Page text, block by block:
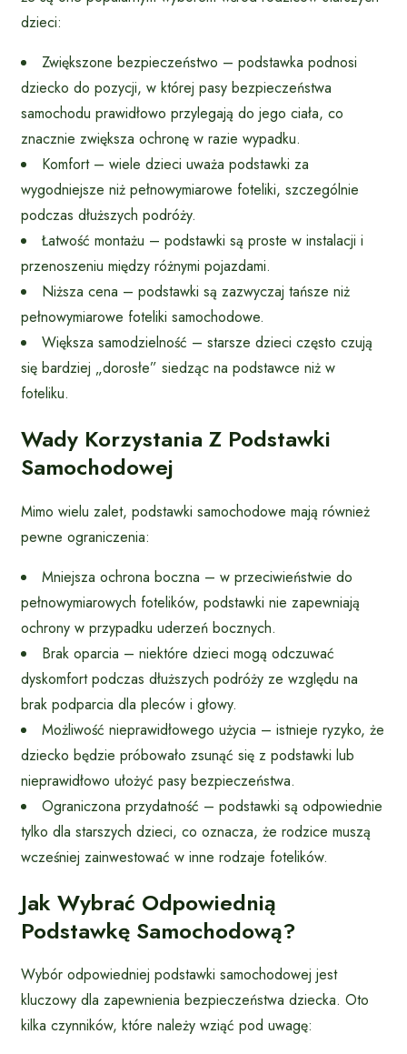
dzieci:
Zwiększone bezpieczeństwo – podstawka podnosi
dziecko do pozycji, w której pasy bezpieczeństwa
samochodu prawidłowo przylegają do jego ciała, co
znacznie zwiększa ochronę w razie wypadku.
Komfort – wiele dzieci uważa podstawki za
wygodniejsze niż pełnowymiarowe foteliki, szczególnie
podczas dłuższych podróży.
Łatwość montażu – podstawki są proste w instalacji i
przenoszeniu między różnymi pojazdami.
Niższa cena – podstawki są zazwyczaj tańsze niż
pełnowymiarowe foteliki samochodowe.
Większa samodzielność – starsze dzieci często czują
się bardziej „dorosłe” siedząc na podstawce niż w
foteliku.
Wady Korzystania Z Podstawki
Samochodowej
Mimo wielu zalet, podstawki samochodowe mają również
pewne ograniczenia:
Mniejsza ochrona boczna – w przeciwieństwie do
pełnowymiarowych fotelików, podstawki nie zapewniają
ochrony w przypadku uderzeń bocznych.
Brak oparcia – niektóre dzieci mogą odczuwać
dyskomfort podczas dłuższych podróży ze względu na
brak podparcia dla pleców i głowy.
Możliwość nieprawidłowego użycia – istnieje ryzyko, że
dziecko będzie próbowało zsunąć się z podstawki lub
nieprawidłowo ułożyć pasy bezpieczeństwa.
Ograniczona przydatność – podstawki są odpowiednie
tylko dla starszych dzieci, co oznacza, że rodzice muszą
wcześniej zainwestować w inne rodzaje fotelików.
Jak Wybrać Odpowiednią
Podstawkę Samochodową?
Wybór odpowiedniej podstawki samochodowej jest
kluczowy dla zapewnienia bezpieczeństwa dziecka. Oto
kilka czynników, które należy wziąć pod uwagę: